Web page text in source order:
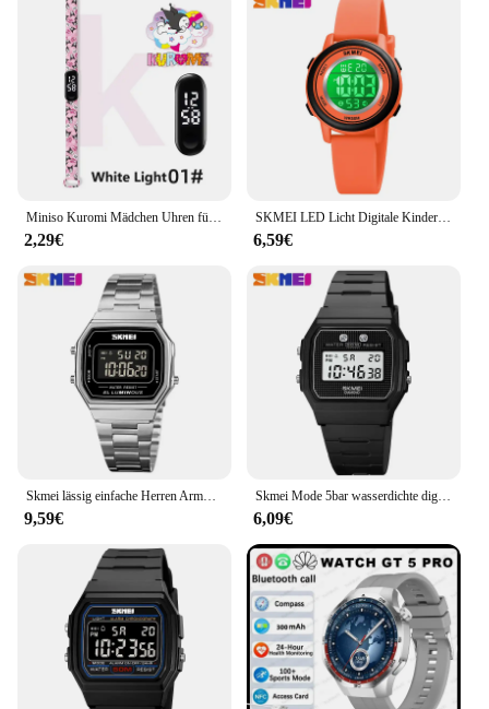
Miniso Kuromi Mädchen Uhren für Kinder Sport Armband Touch Armband wasserdichte Kinder Digitaluhr Frauen Uhr Relogio Montre
2,29€
SKMEI LED Licht Digitale Kinder Sport Uhren Stoppuhr Kalender Uhr 5Bar Wasserdichte Kinder Armbanduhr Für Jungen Mädchen Geschenk
6,59€
Skmei lässig einfache Herren Armbanduhren Edelstahl band wasserdichte Uhr Männer reloj hombre Retro führte digitale Herren uhren
9,59€
Skmei Mode 5bar wasserdichte digitale Armbanduhr Militär Chronograph Datum Woche für Männer Wecker Reloj Hombre Sport Wat
6,09€